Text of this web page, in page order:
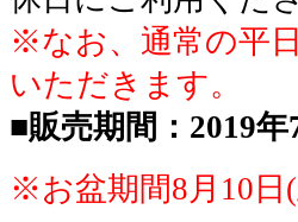
※なお、通常の平
いただきます。
■販売期間：2019
※お盆期間8月10日